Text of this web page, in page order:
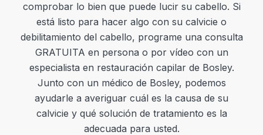
comprobar lo bien que puede lucir su cabello. Si
está listo para hacer algo con su calvicie o
debilitamiento del cabello, programe una consulta
GRATUITA en persona o por vídeo con un
especialista en restauración capilar de Bosley.
Junto con un médico de Bosley, podemos
ayudarle a averiguar cuál es la causa de su
calvicie y qué solución de tratamiento es la
adecuada para usted.